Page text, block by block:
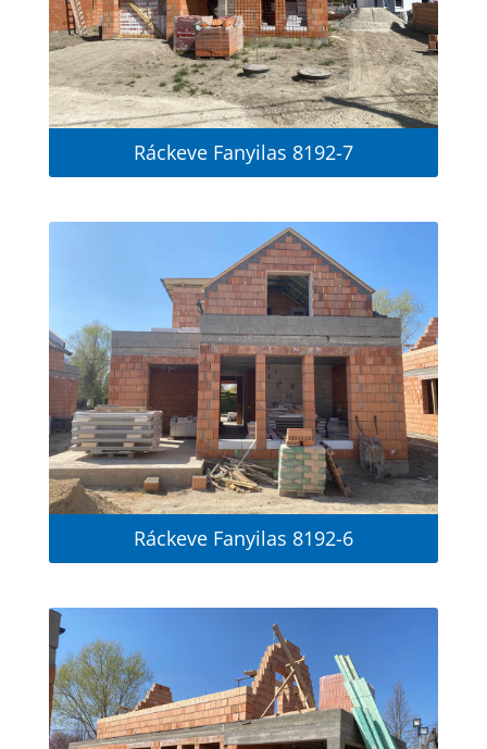
Ráckeve Fanyilas 8192-7
Ráckeve Fanyilas 8192-6